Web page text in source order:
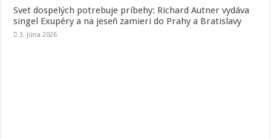
Svet dospelých potrebuje príbehy: Richard Autner vydáva
singel Exupéry a na jeseň zamieri do Prahy a Bratislavy
3. júna 2026